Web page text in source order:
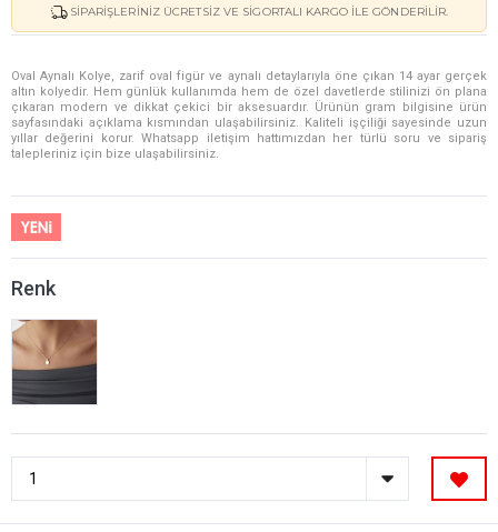
SIPARIŞLERINIZ ÜCRETSIZ VE SIGORTALI KARGO ILE GÖNDERILIR.
Oval Aynalı Kolye, zarif oval figür ve aynalı detaylarıyla öne çıkan 14 ayar gerçek
altın kolyedir. Hem günlük kullanımda hem de özel davetlerde stilinizi ön plana
çıkaran modern ve dikkat çekici bir aksesuardır. Ürünün gram bilgisine ürün
sayfasındaki açıklama kısmından ulaşabilirsiniz. Kaliteli işçiliği sayesinde uzun
yıllar değerini korur. Whatsapp iletişim hattımızdan her türlü soru ve sipariş
talepleriniz için bize ulaşabilirsiniz.
Renk